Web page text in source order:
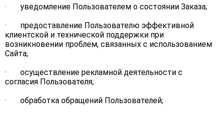
· уведомление Пользователем о состоянии Заказа;
· предоставление Пользователю эффективной
клиентской и технической поддержки при
возникновении проблем, связанных с использованием
Сайта;
· осуществление рекламной деятельности с
согласия Пользователя;
· обработка обращений Пользователей;